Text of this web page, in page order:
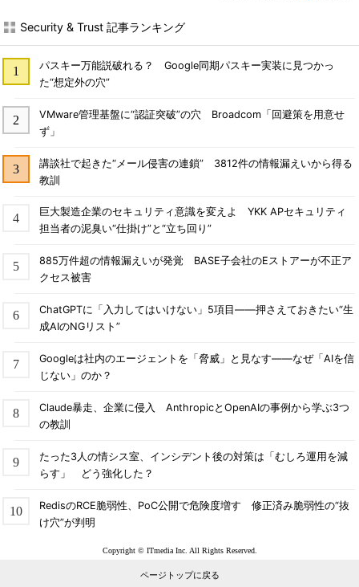
Security & Trust 記事ランキング
パスキー万能説破れる？ Google同期パスキー実装に見つかっ
た“想定外の穴”
VMware管理基盤に“認証突破”の穴 Broadcom「回避策を用意せ
ず」
講談社で起きた“メール侵害の連鎖” 3812件の情報漏えいから得る
教訓
巨大製造企業のセキュリティ意識を変えよ YKK APセキュリティ
担当者の泥臭い“仕掛け”と“立ち回り”
885万件超の情報漏えいが発覚 BASE子会社のEストアーが不正ア
クセス被害
ChatGPTに「入力してはいけない」5項目――押さえておきたい“生
成AIのNGリスト”
Googleは社内のエージェントを「脅威」と見なす――なぜ「AIを信
じない」のか？
Claude暴走、企業に侵入 AnthropicとOpenAIの事例から学ぶ3つ
の教訓
たった3人の情シス室、インシデント後の対策は「むしろ運用を減
らす」 どう強化した？
RedisのRCE脆弱性、PoC公開で危険度増す 修正済み脆弱性の“抜
け穴”が判明
Copyright © ITmedia Inc. All Rights Reserved.
ページトップに戻る